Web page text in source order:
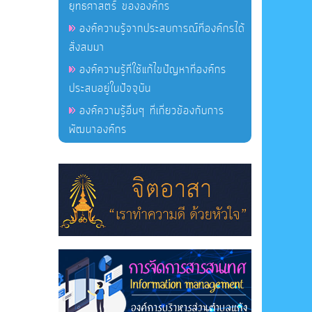
ยุทธศาสตร์ ขององค์กร
องค์ความรู้จากประสบการณ์ที่องค์กรได้
สั่งสมมา
องค์ความรู้ที่ใช้แก้ไขปัญหาที่องค์กร
ประสบอยู่ในปัจจุบัน
องค์ความรู้อื่นๆ ที่เกี่ยวข้องกับการ
พัฒนาองค์กร